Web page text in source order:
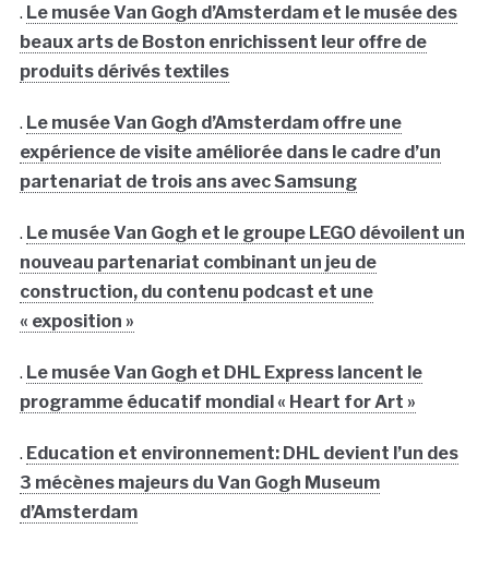
. Le musée Van Gogh d’Amsterdam et le musée des
beaux arts de Boston enrichissent leur offre de
produits dérivés textiles
. Le musée Van Gogh d’Amsterdam offre une
expérience de visite améliorée dans le cadre d’un
partenariat de trois ans avec Samsung
. Le musée Van Gogh et le groupe LEGO dévoilent un
nouveau partenariat combinant un jeu de
construction, du contenu podcast et une
« exposition »
. Le musée Van Gogh et DHL Express lancent le
programme éducatif mondial « Heart for Art »
. Education et environnement: DHL devient l’un des
3 mécènes majeurs du Van Gogh Museum
d’Amsterdam